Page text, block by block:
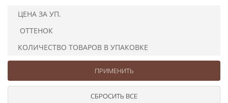
ЦЕНА ЗА УП.
ОТТЕНОК
КОЛИЧЕСТВО ТОВАРОВ В УПАКОВКЕ
Шторные
Шнуры
Элементы декора
Сумочная фурнитура